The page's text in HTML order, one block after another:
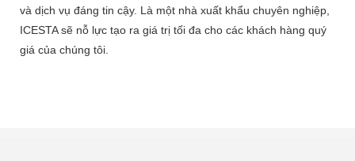
và dịch vụ đáng tin cậy. Là một nhà xuất khẩu chuyên nghiệp,
ICESTA sẽ nỗ lực tạo ra giá trị tối đa cho các khách hàng quý
giá của chúng tôi.